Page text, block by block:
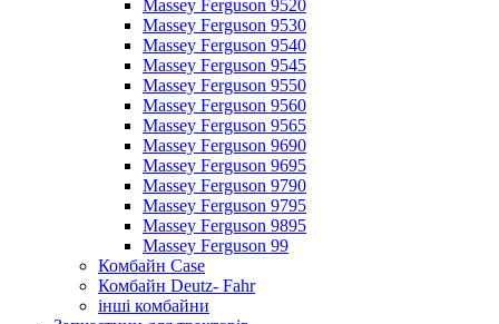
Massey Ferguson 9520
Massey Ferguson 9530
Massey Ferguson 9540
Massey Ferguson 9545
Massey Ferguson 9550
Massey Ferguson 9560
Massey Ferguson 9565
Massey Ferguson 9690
Massey Ferguson 9695
Massey Ferguson 9790
Massey Ferguson 9795
Massey Ferguson 9895
Massey Ferguson 99
Комбайн Case
Комбайн Deutz- Fahr
інші комбайни